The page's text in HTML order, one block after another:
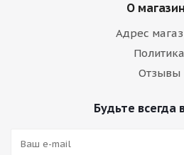
О
Адрес
Политика
Отзывы
Будьте всегда